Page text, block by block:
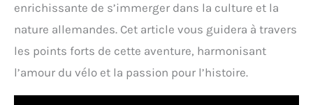
enrichissante de s’immerger dans la culture et la
nature allemandes. Cet article vous guidera à travers
les points forts de cette aventure, harmonisant
l’amour du vélo et la passion pour l’histoire.